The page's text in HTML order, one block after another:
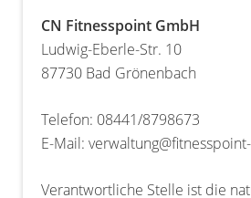
CN Fitnesspoint GmbH
Ludwig-Eberle-Str. 10
87730 Bad Grönenbach
Telefon: 08441/8798673
E-Mail:
Verantwortliche Stelle ist die